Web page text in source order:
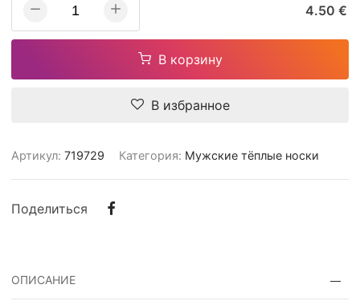
4.50 €
В корзину
В избранное
Артикул: 719729 Категория: Мужские тёплые носки
Поделиться
ОПИСАНИЕ